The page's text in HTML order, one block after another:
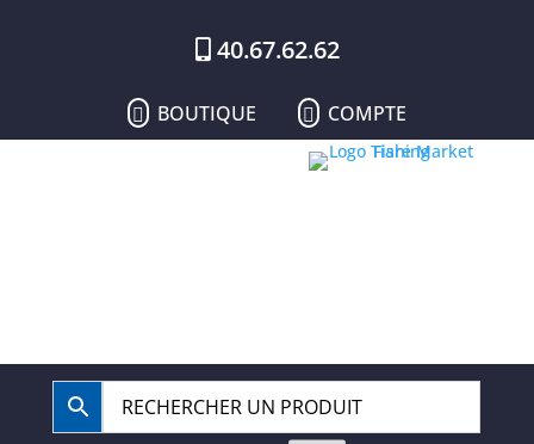
40.67.62.62
 BOUTIQUE  COMPTE